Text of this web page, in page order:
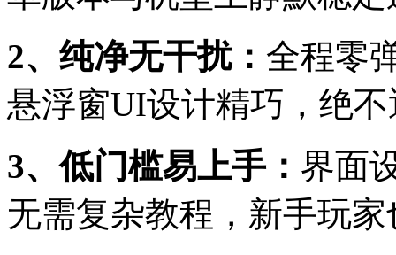
2、纯净无干扰： 全程零
悬浮窗UI设计精巧，绝
3、低门槛易上手： 界面
无需复杂教程，新手玩